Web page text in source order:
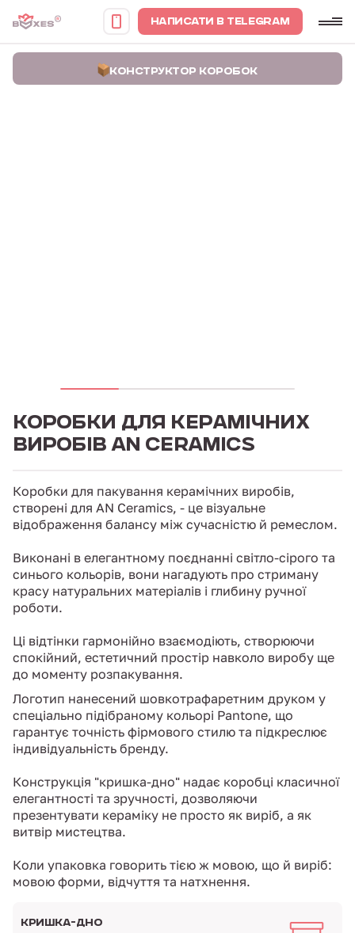
НАПИСАТИ В TELEGRAM
КОНСТРУКТОР КОРОБОК
КОРОБКИ ДЛЯ КЕРАМІЧНИХ
ВИРОБІВ AN CERAMICS
Коробки для пакування керамічних виробів,
створені для AN Ceramics, - це візуальне
відображення балансу між сучасністю й ремеслом.
Виконані в елегантному поєднанні світло-сірого та
синього кольорів, вони нагадують про стриману
красу натуральних матеріалів і глибину ручної
роботи.
Ці відтінки гармонійно взаємодіють, створюючи
спокійний, естетичний простір навколо виробу ще
до моменту розпакування.
Логотип нанесений шовкотрафаретним друком у
спеціально підібраному кольорі Pantone, що
гарантує точність фірмового стилю та підкреслює
індивідуальність бренду.
Конструкція "кришка-дно" надає коробці класичної
елегантності та зручності, дозволяючи
презентувати кераміку не просто як виріб, а як
витвір мистецтва.
Коли упаковка говорить тією ж мовою, що й виріб:
мовою форми, відчуття та натхнення.
КРИШКА-ДНО